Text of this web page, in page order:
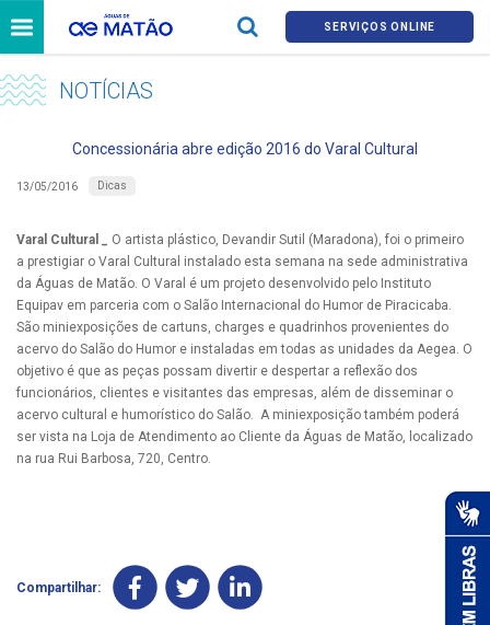
SERVIÇOS ONLINE
NOTÍCIAS
Concessionária abre edição 2016 do Varal Cultural
13/05/2016 Dicas
Varal Cultural _ O artista plástico, Devandir Sutil (Maradona), foi o primeiro
a prestigiar o Varal Cultural instalado esta semana na sede administrativa
da Águas de Matão. O Varal é um projeto desenvolvido pelo Instituto
Equipav em parceria com o Salão Internacional do Humor de Piracicaba.
São miniexposições de cartuns, charges e quadrinhos provenientes do
acervo do Salão do Humor e instaladas em todas as unidades da Aegea. O
objetivo é que as peças possam divertir e despertar a reflexão dos
funcionários, clientes e visitantes das empresas, além de disseminar o
acervo cultural e humorístico do Salão. A miniexposição também poderá
ser vista na Loja de Atendimento ao Cliente da Águas de Matão, localizado
na rua Rui Barbosa, 720, Centro.
Compartilhar: